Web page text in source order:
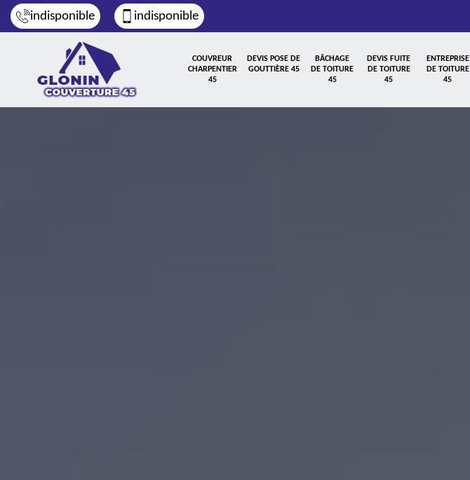
indisponible indisponible
COUVREUR
CHARPENTIER
45
DEVIS POSE DE
GOUTTIÈRE 45
BÂCHAGE
DE TOITURE
45
DEVIS FUITE
DE TOITURE
45
ENTREPRISE
DE TOITURE
45